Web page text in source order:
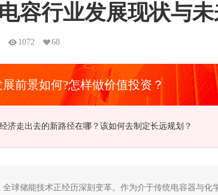
容行业发展现状与
1072 68
前景如何?怎样做价值投资？
济走出去的新路径在哪？该如何去制定长远规划？
，产业加快布局，通信设备企业的投资机会在哪里？
球储能技术正经历深刻变革。作为介于传统电容器与化